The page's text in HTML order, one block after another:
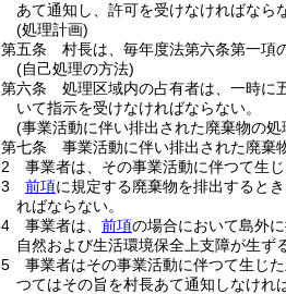
あて通知し、許可を受けなければなら
(処理計画)
第五条
村長は、毎年度法第六条第一項
(自己処理の方法)
第六条
処理区域内の占有者は、一時に
いて指示を受けなければならない。
(事業活動に伴い排出された廃棄物の処
第七条
事業活動に伴い排出された廃棄
2
事業者は、その事業活動に伴つて生
3
前項に規定する廃棄物を排出すると
ればならない。
4
事業者は、 前項の場合において島外
自然および生活環境保全上支障が生ず
5
事業者はその事業活動に伴つて生じ
つてはその旨を村長あて通知しなけれ